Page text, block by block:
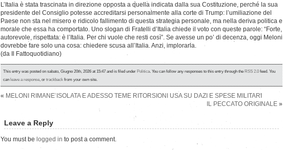
L’Italia è stata trascinata in direzione opposta a quella indicata dalla sua Costituzione, perché la sua
presidente del Consiglio potesse accreditarsi personalmente alla corte di Trump: l’umiliazione del
Paese non sta nel misero e ridicolo fallimento di questa strategia personale, ma nella deriva politica e
morale che essa ha comportato. Uno slogan di Fratelli d’Italia chiede il voto con queste parole: “Forte,
autorevole, rispettata: è l’Italia. Per chi vuole che resti così”. Se avesse un po’ di decenza, oggi Meloni
dovrebbe fare solo una cosa: chiedere scusa all’Italia. Anzi, implorarla.
(da Il Fattoquotidiano)
This entry was posted on sabato, Giugno 20th, 2026 at 15:47 and is filed underPolitica. You can follow any responses to this entry through theRSS 2.0feed. You
canleave a response, ortrackbackfrom your own site.
« MELONI RIMANE ISOLATA E ADESSO TEME RITORSIONI USA SU DAZI E SPESE MILITARI
IL PECCATO ORIGINALE »
Leave a Reply
You must be logged in to post a comment.